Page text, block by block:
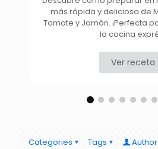
más rápida y deliciosa de
Tomate y Jamón. ¡Perfecta
la cocina
Ver receta
Categories Tags